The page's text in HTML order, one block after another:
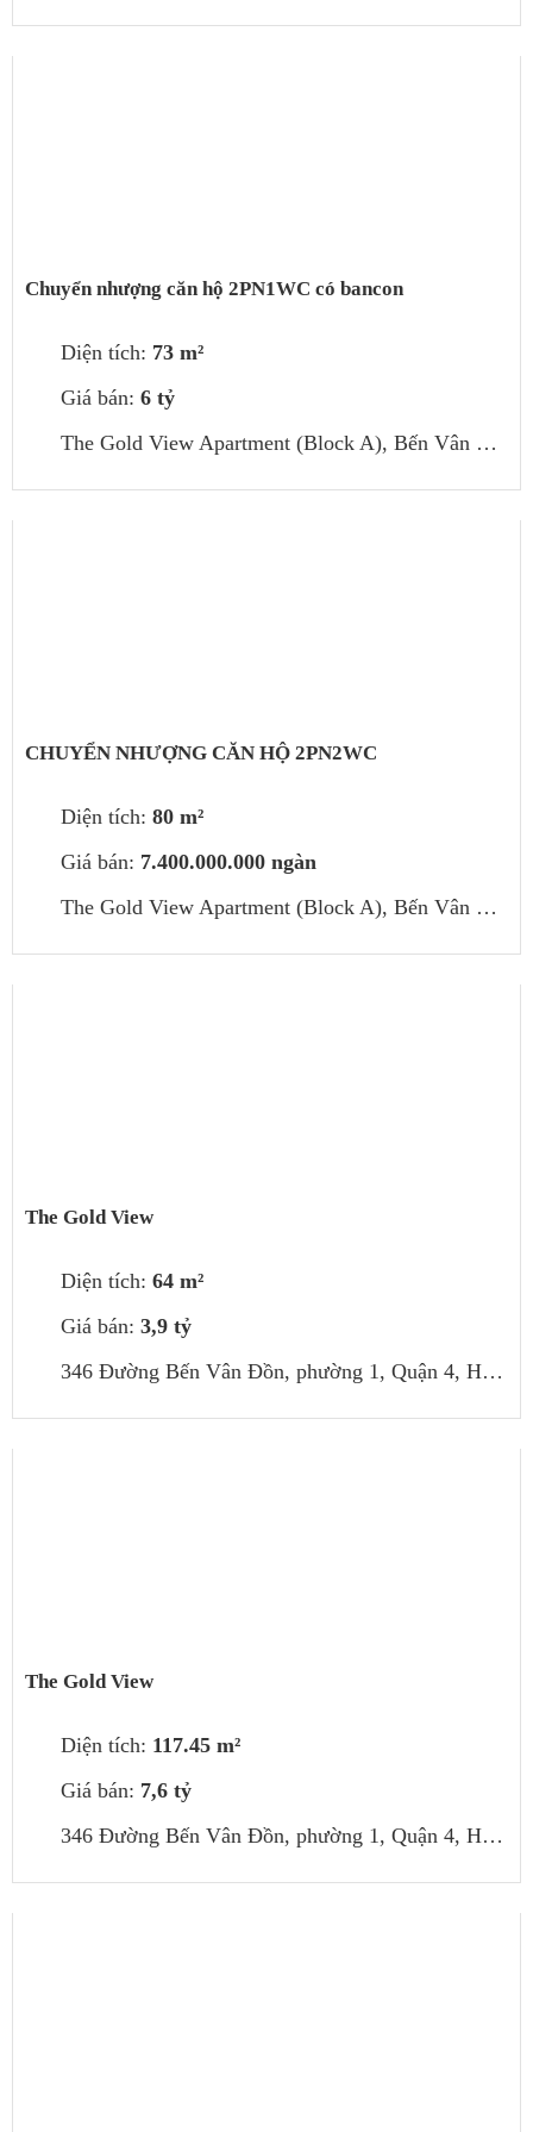
Chuyển nhượng căn hộ 2PN1WC có bancon
Diện tích: 73 m²
Giá bán: 6 tỷ
The Gold View Apartment (Block A), Bến Vân Đồn, phường 1, Quận 4, Hồ Chí Minh, Việt Nam
CHUYỂN NHƯỢNG CĂN HỘ 2PN2WC
Diện tích: 80 m²
Giá bán: 7.400.000.000 ngàn
The Gold View Apartment (Block A), Bến Vân Đồn, phường 1, Quận 4, Hồ Chí Minh, Việt Nam
The Gold View
Diện tích: 64 m²
Giá bán: 3,9 tỷ
346 Đường Bến Vân Đồn, phường 1, Quận 4, Hồ Chí Minh, Việt Nam
The Gold View
Diện tích: 117.45 m²
Giá bán: 7,6 tỷ
346 Đường Bến Vân Đồn, phường 1, Quận 4, Hồ Chí Minh, Việt Nam